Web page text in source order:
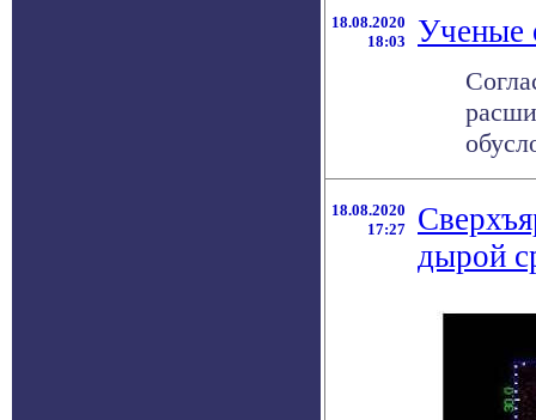
18.08.2020
18:03
Ученые
18.08.2020
17:27
дырой